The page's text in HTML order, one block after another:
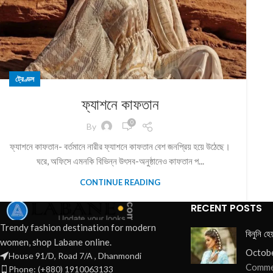
ট্রেণ্ডস
ফ্যাশনে কাফতান
By 0
ফ্যাশনে কাফতান- বর্তমানে নারীর ফ্যাশনে কাফতান বেশ জনপ্রিয় হয়ে উঠেছে।
ঘরে, অফিসে এমনকি বিভিন্ন উৎসব-অনুষ্ঠানেও কাফতান প...
CONTINUE READING
Trendy fashion destination for modern
women, shop Labane online.
House 91/D, Road 7/A , Dhanmondi
Phone: (+880) 1910063133
RECENT POSTS
বিনুনি